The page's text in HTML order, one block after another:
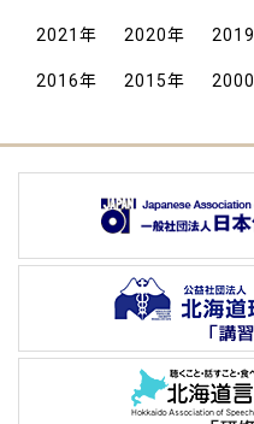
2021年 2020年 2019
2016年 2015年 2000